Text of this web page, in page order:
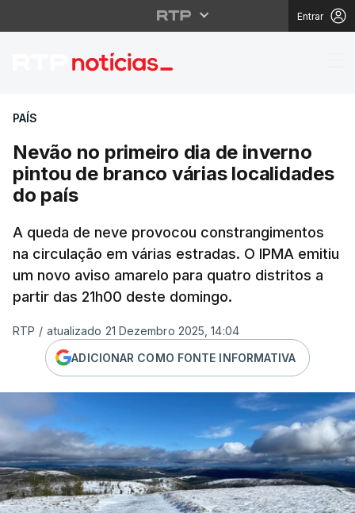
Entrar
Nevão no primeiro
PAÍS
Nevão no primeiro dia de inverno
pintou de branco várias localidades
do país
A queda de neve provocou constrangimentos
na circulação em várias estradas. O IPMA emitiu
um novo aviso amarelo para quatro distritos a
partir das 21h00 deste domingo.
RTP / atualizado 21 Dezembro 2025, 14:04
ADICIONAR COMO FONTE INFORMATIVA